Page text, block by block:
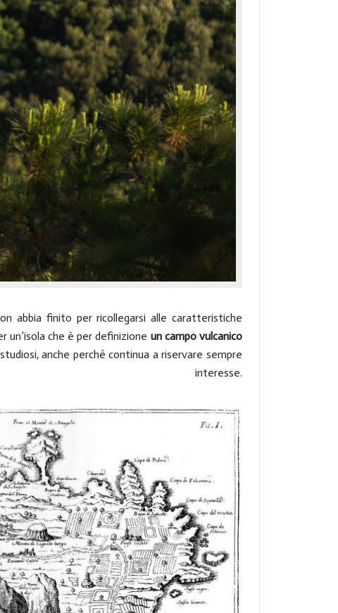
abbia finito per ricollegarsi alle caratteristiche
che è per definizione un campo vulcanico
anche perché continua a riservare sempre